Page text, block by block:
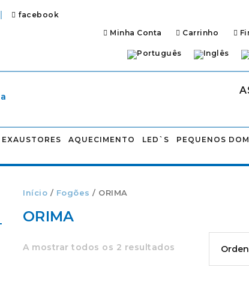
| facebook
Minha Conta Carrinho
EXAUSTORES AQUECIMENTO LED`S PEQUENOS
Início / Fogões / ORIMA
ORIMA
A mostrar todos os 2 resultados